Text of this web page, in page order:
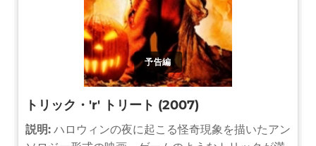
予告編
トリック・'r' トリート (2007)
説明: ハロウィンの夜に起こる怪奇現象を描いたアン